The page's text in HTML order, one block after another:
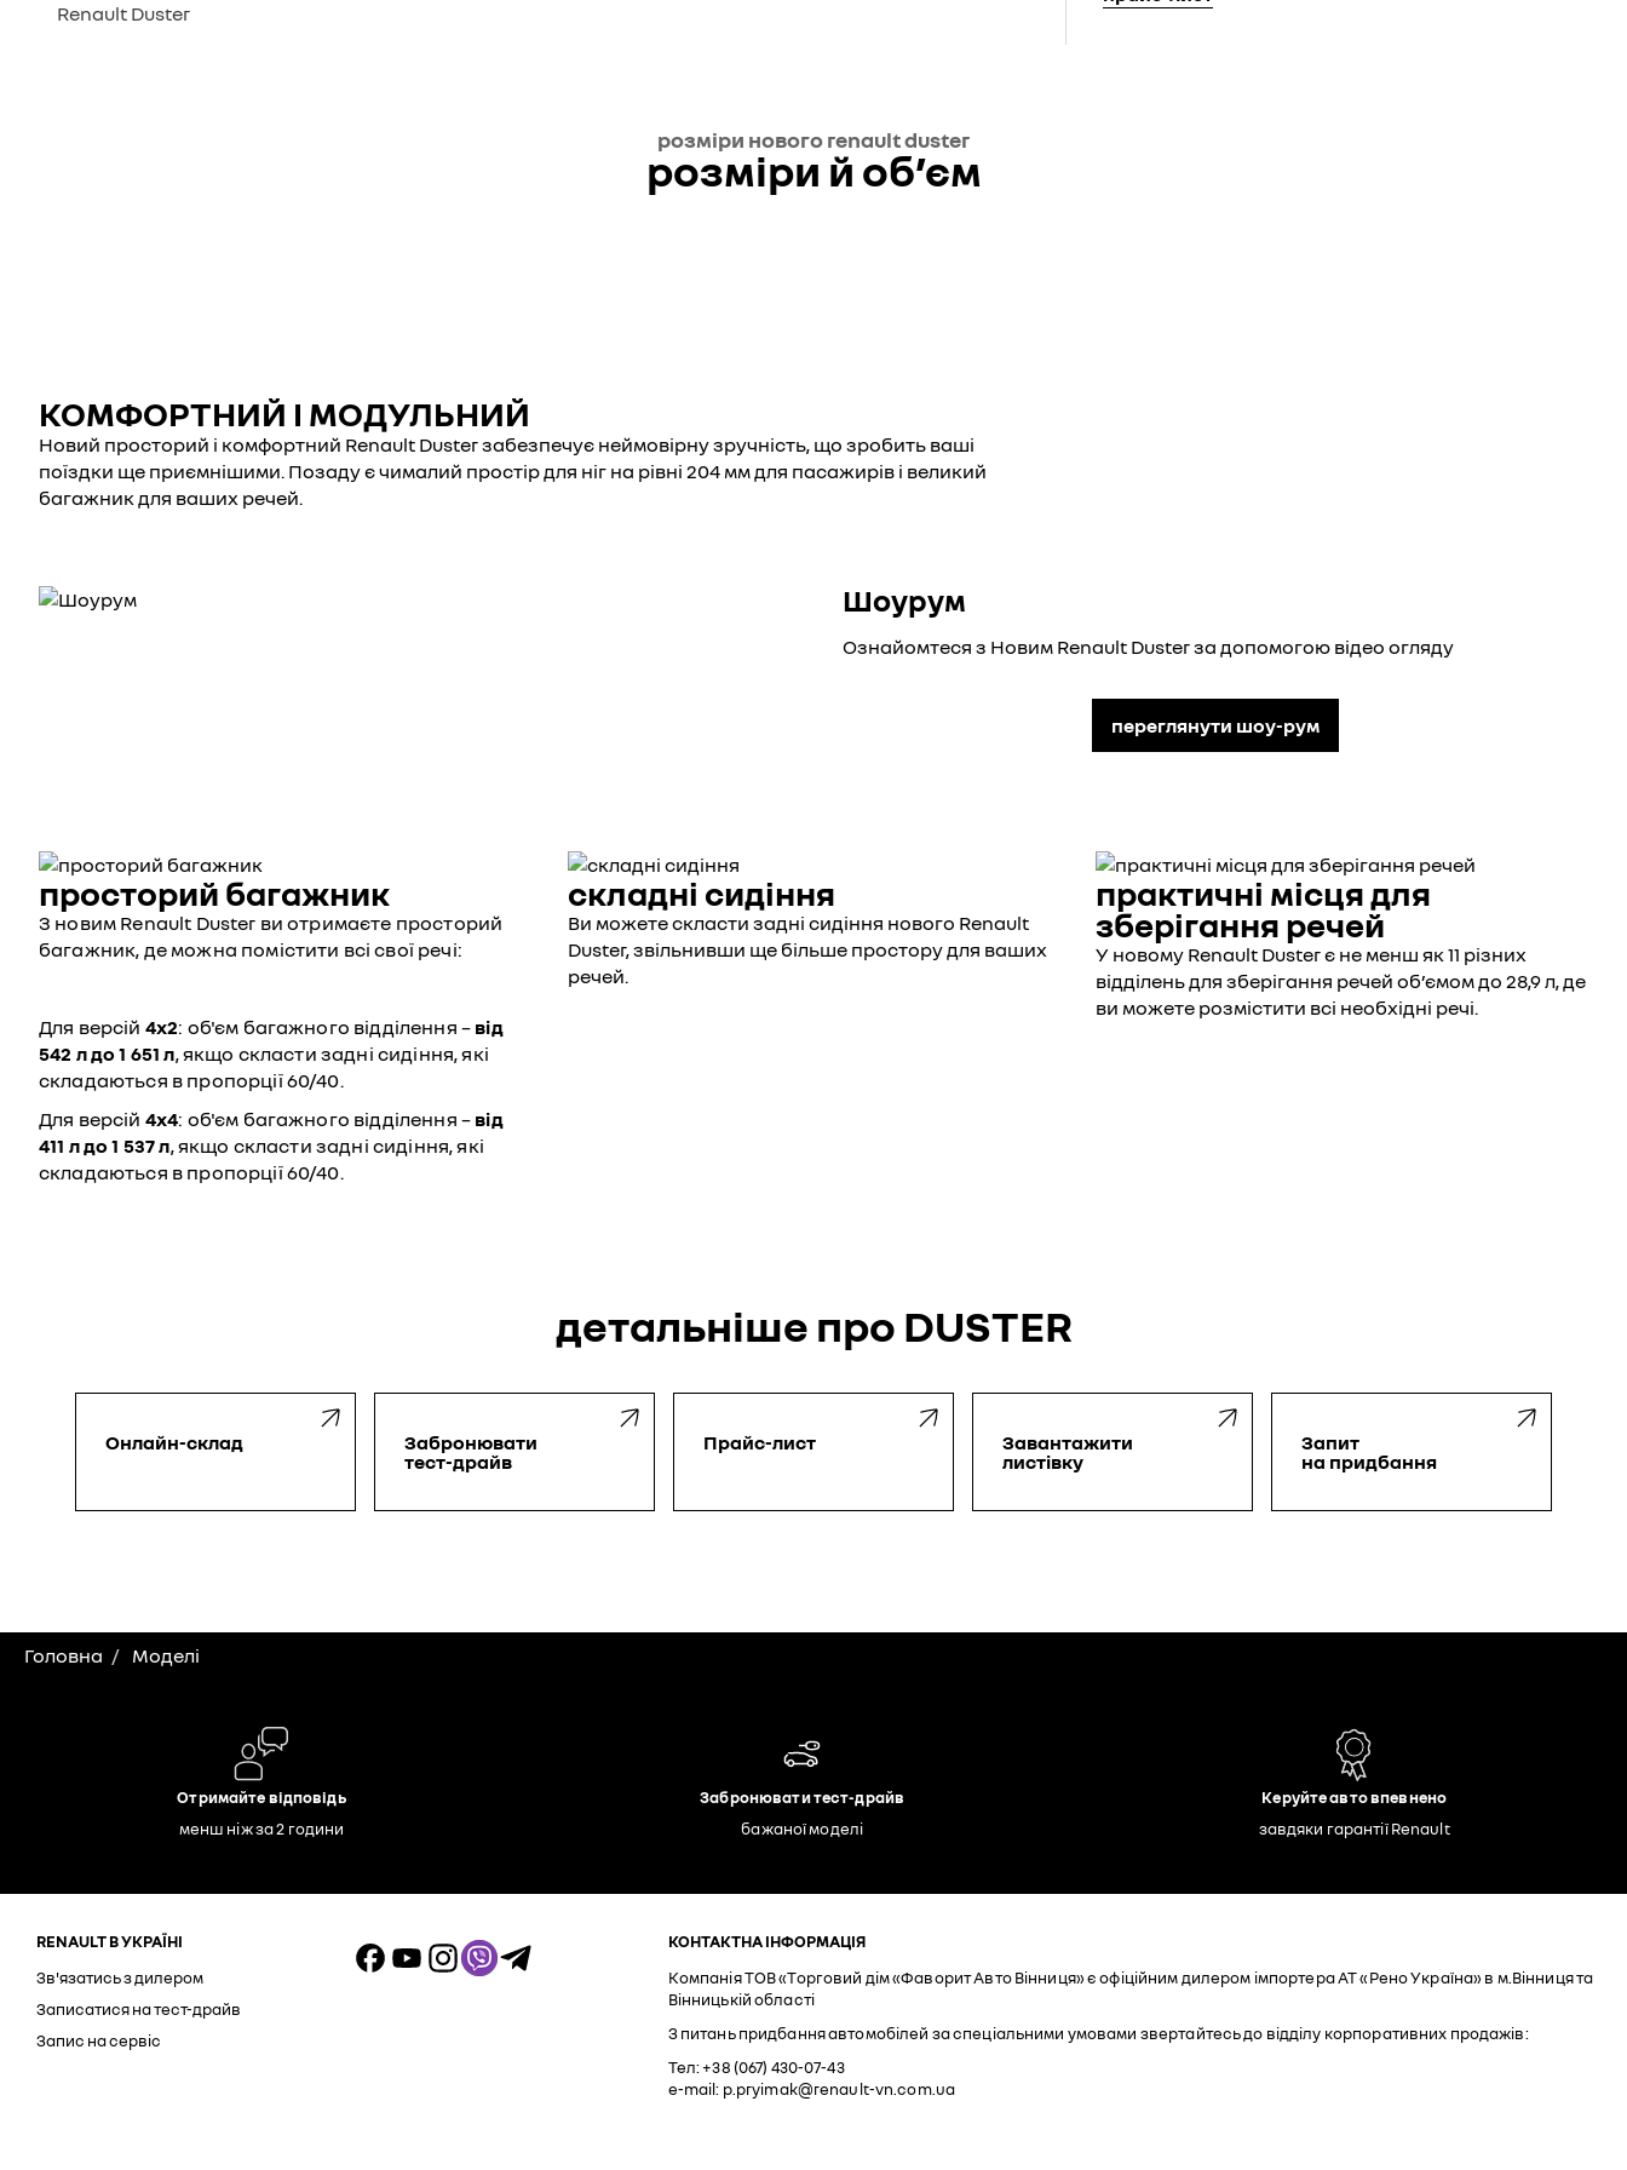
Renault Duster
розміри нового renault duster
розміри й об’єм
КОМФОРТНИЙ І МОДУЛЬНИЙ
Новий просторий і комфортний Renault Duster забезпечує неймовірну зручність, що зробить ваші
поїздки ще приємнішими. Позаду є чималий простір для ніг на рівні 204 мм для пасажирів і великий
багажник для ваших речей.
Шоурум
Ознайомтеся з Новим Renault Duster за допомогою відео огляду
переглянути шоу-рум
просторий багажник
З новим Renault Duster ви отримаєте просторий
багажник, де можна помістити всі свої речі:
Для версій 4х2: об'єм багажного відділення – від
542 л до 1 651 л, якщо скласти задні сидіння, які
складаються в пропорції 60/40.
Для версій 4х4: об'єм багажного відділення – від
411 л до 1 537 л, якщо скласти задні сидіння, які
складаються в пропорції 60/40.
складні сидіння
Ви можете скласти задні сидіння нового Renault
Duster, звільнивши ще більше простору для ваших
речей.
практичні місця для
зберігання речей
У новому Renault Duster є не менш як 11 різних
відділень для зберігання речей об’ємом до 28,9 л, де
ви можете розмістити всі необхідні речі.
детальніше про DUSTER
Онлайн-склад
Забронювати
тест-драйв
Прайс-лист
Завантажити
листівку
Запит
на придбання
Головна Моделі
Отримайте відповідь
менш ніж за 2 години
Забронювати тест-драйв
бажаної моделі
Керуйте авто впевнено
завдяки гарантії Renault
RENAULT В УКРАЇНІ
Зв'язатись з дилером
Записатися на тест-драйв
Запис на сервіс
КОНТАКТНА ІНФОРМАЦІЯ
Компанія ТОВ «Торговий дім «Фаворит Авто Вінниця» є офіційним дилером імпортера АТ «Рено Україна» в м.Вінниця та
Вінницькій області
З питань придбання автомобілей за спеціальними умовами звертайтесь до відділу корпоративних продажів:
Тел: +38 (067) 430-07-43
e-mail: p.pryimak@renault-vn.com.ua